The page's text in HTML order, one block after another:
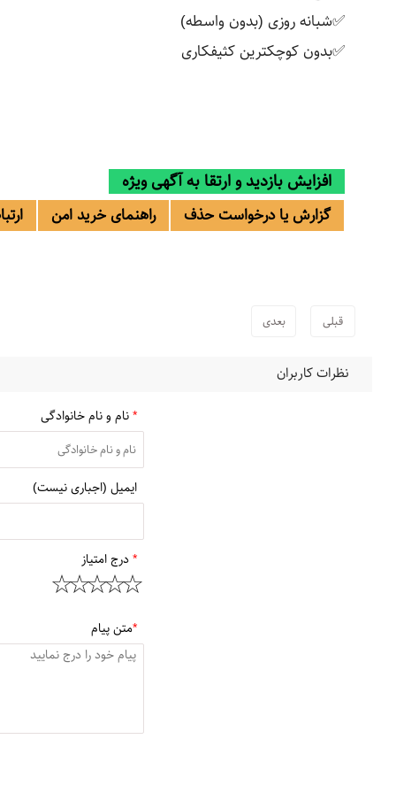
✅شبانه روزی (بدون واسطه)
✅بدون کوچکترین کثیفکاری
افزایش بازدید و ارتقا به آگهی ویژه
راهنمای خرید امن گزارش یا درخواست حذف
بعدی قبلی
نظرات کاربران
*نام و نام خانوادگی
ایمیل (اجباری نیست)
*درج امتیاز
*متن پیام